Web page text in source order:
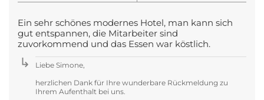
Ein sehr schönes modernes Hotel, man kann sich
gut entspannen, die Mitarbeiter sind
zuvorkommend und das Essen war köstlich.
Liebe Simone,
herzlichen Dank für Ihre wunderbare Rückmeldung zu
Ihrem Aufenthalt bei uns.